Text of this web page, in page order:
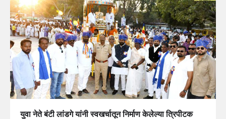
युवा नेते बंटी लांडगे यांनी स्वखर्चातून निर्माण केलेल्या त्रिपीटक